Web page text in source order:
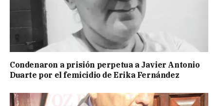
Condenaron a prisión perpetua a Javier Antonio
Duarte por el femicidio de Erika Fernández